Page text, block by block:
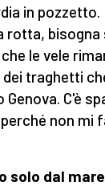
in pozzetto.
rotta,
le vele
traghetti
C'è
non mi
solo dal